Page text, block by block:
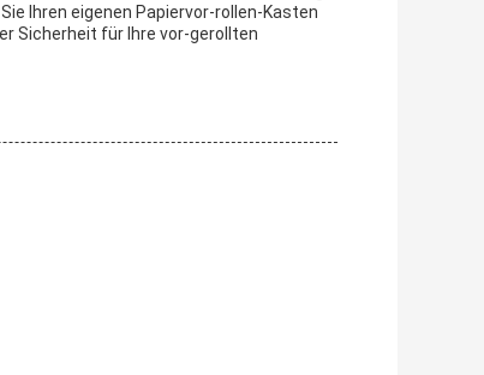
Ihren eigenen Papiervor-rollen-Kasten
Sicherheit für Ihre vor-gerollten